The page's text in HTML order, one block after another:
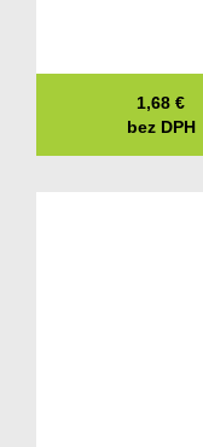
1,68 €
bez DPH